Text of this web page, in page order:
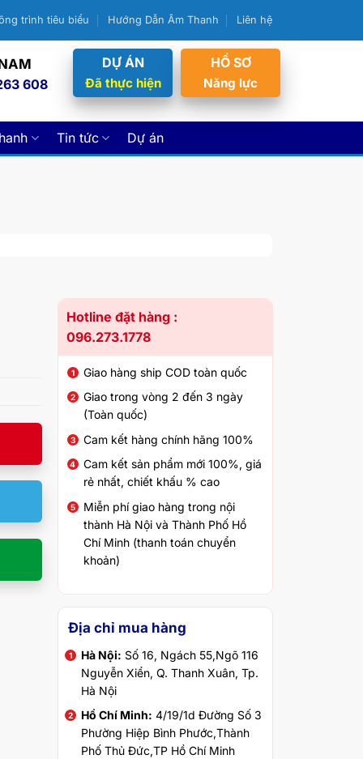
trình tiêu biểu Hướng Dẫn Âm Thanh Liên hệ
608
DỰ ÁN
Đã thực hiện
HỒ SƠ
Năng lực
Tin tức Dự án
Hotline đặt hàng :
096.273.1778
Giao hàng ship COD toàn quốc
Giao trong vòng 2 đến 3 ngày
(Toàn quốc)
Cam kết hàng chính hãng 100%
Cam kết sản phẩm mới 100%, giá
rẻ nhất, chiết khấu % cao
Miễn phí giao hàng trong nội
thành Hà Nội và Thành Phố Hồ
Chí Minh (thanh toán chuyển
khoản)
Địa chỉ mua hàng
Hà Nội: Số 16, Ngách 55,Ngõ 116
Nguyễn Xiển, Q. Thanh Xuân, Tp.
Hà Nội
Hồ Chí Minh: 4/19/1d Đường Số 3
Phường Hiệp Bình Phước,Thành
Phố Thủ Đức,TP Hồ Chí Minh